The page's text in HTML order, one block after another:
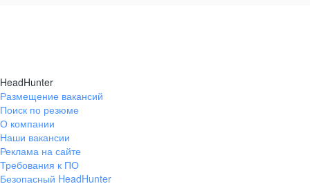
HeadHunter
Размещение вакансий
Поиск по резюме
О компании
Наши вакансии
Реклама на сайте
Требования к ПО
Безопасный HeadHunter